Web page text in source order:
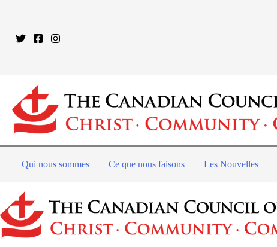
Qui nous sommes Ce que nous faisons Les Nouvelles